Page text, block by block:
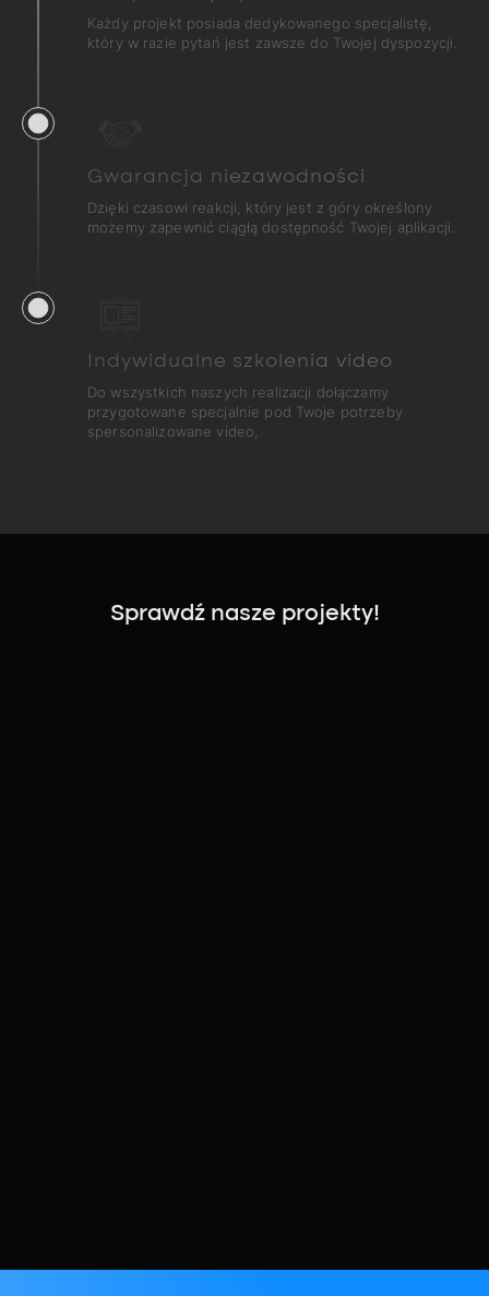
Każdy projekt posiada dedykowanego specjalistę,
który w razie pytań jest zawsze do Twojej dyspozycji.
Gwarancja niezawodności
Dzięki czasowi reakcji, który jest z góry określony
możemy zapewnić ciągłą dostępność Twojej aplikacji.
Indywidualne szkolenia video
Do wszystkich naszych realizacji dołączamy
przygotowane specjalnie pod Twoje potrzeby
spersonalizowane video,
Sprawdź nasze projekty!